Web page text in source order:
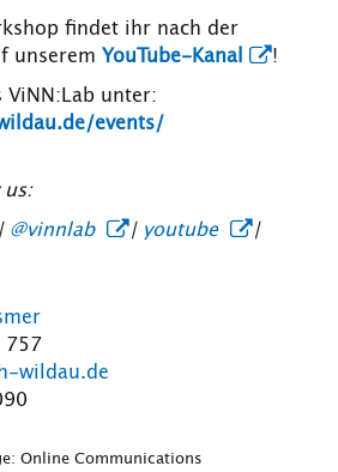
findet ihr nach der
unserem YouTube-Kanal !
ViNN:Lab unter:
events/
us:
| @vinnlab | youtube
|
757
wildau.de
Online Communications